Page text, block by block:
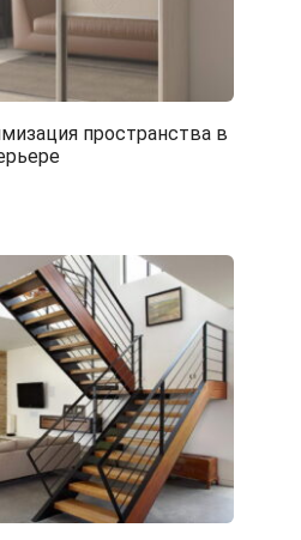
пространства в